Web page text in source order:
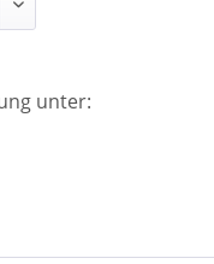
unter: